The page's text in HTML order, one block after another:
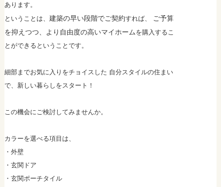
あります。
ということは、 建築の早い段階でご契約すれば、
ご予算
を抑えつつ、より自由度の高いマイホームを購入するこ
とができるということです。
細部までお気に入りをチョイスした 自分スタイルの住まい
で、新しい暮らしをスタート！
この機会にご検討してみませんか。
カラーを選べる項目は、
・外壁
・玄関ドア
・玄関ポーチタイル